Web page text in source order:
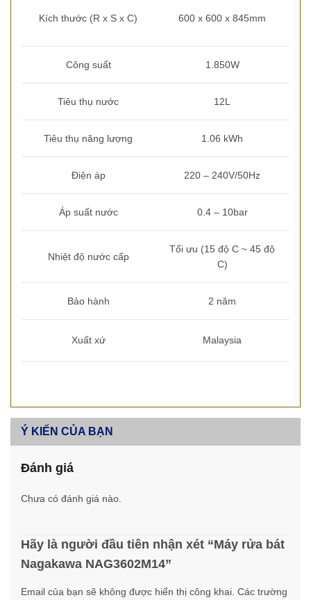
Kích thước (R x S x C) 600 x 600 x 845mm
Công suất 1.850W
Tiêu thụ nước 12L
Tiêu thụ năng lượng 1.06 kWh
Điện áp 220 – 240V/50Hz
Áp suất nước 0.4 – 10bar
Nhiệt độ nước cấp
Tối ưu (15 độ C ~ 45 độ
C)
Bảo hành 2 năm
Xuất xứ Malaysia
Ý KIẾN CỦA BẠN
Đánh giá
Chưa có đánh giá nào.
Hãy là người đầu tiên nhận xét “Máy rửa bát
Nagakawa NAG3602M14”
Email của bạn sẽ không được hiển thị công khai. Các trường